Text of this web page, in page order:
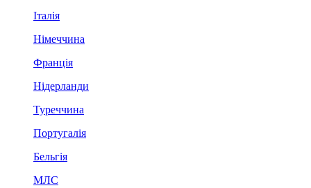
Італія
Німеччина
Франція
Нідерланди
Туреччина
Португалія
Бельгія
МЛС